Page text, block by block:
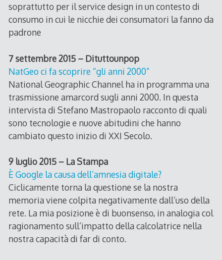
soprattutto per il service design in un contesto di
consumo in cui le nicchie dei consumatori la fanno da
padrone
7 settembre 2015 – Dituttounpop
NatGeo ci fa scoprire “gli anni 2000”
National Geographic Channel ha in programma una
trasmissione amarcord sugli anni 2000. In questa
intervista di Stefano Mastropaolo racconto di quali
sono tecnologie e nuove abitudini che hanno
cambiato questo inizio di XXI Secolo.
9 luglio 2015 – La Stampa
È Google la causa dell’amnesia digitale?
Ciclicamente torna la questione se la nostra
memoria viene colpita negativamente dall’uso della
rete. La mia posizione è di buonsenso, in analogia col
ragionamento sull’impatto della calcolatrice nella
nostra capacità di far di conto.